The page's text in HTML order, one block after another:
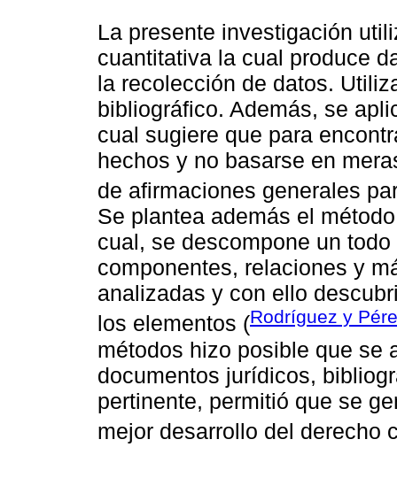
La presente investigación
cuantitativa la cual produce
la recolección de datos.
bibliográfico. Además, se
cual sugiere que para
hechos y no basarse en
de afirmaciones generales
Se plantea además el
cual, se descompone un
componentes, relaciones y
analizadas y con ello
los elementos (Rodríguez y
métodos hizo posible que se
documentos jurídicos,
pertinente, permitió que se
mejor desarrollo del derecho